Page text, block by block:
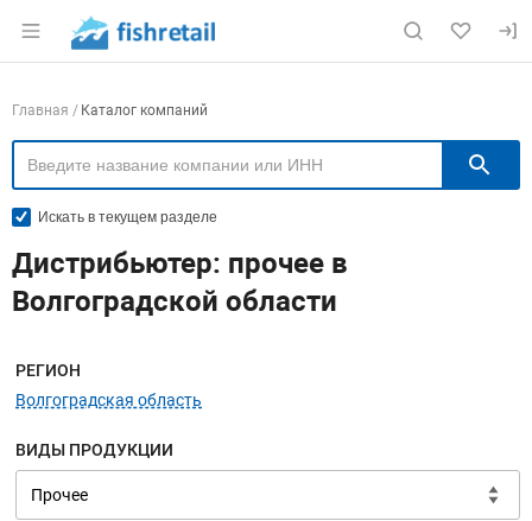
Раздел навигации по сайту fishretail.ru
Навигация по компаниям
Главная Каталог компаний
Искать в текущем разделе
Дистрибьютер: прочее в
Волгоградской области
Меню навигации
РЕГИОН
Волгоградская область
ВИДЫ ПРОДУКЦИИ